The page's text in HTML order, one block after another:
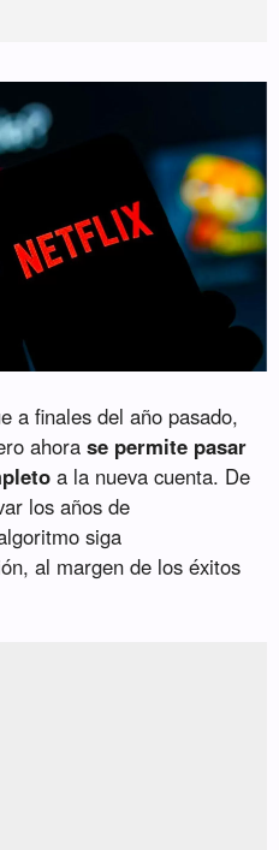
a finales del año pasado,
ahorase permite pasar
a la nueva cuenta. De
los años de
siga
al margen de los éxitos